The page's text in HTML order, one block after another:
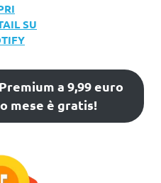
SU
a 9,99 euro
mese è gratis!